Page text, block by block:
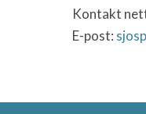
Kontakt
E-post: